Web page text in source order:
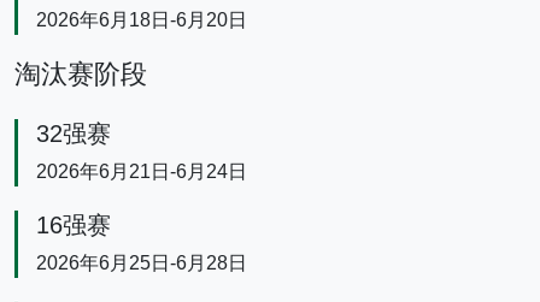
2026年6月18日-6月20日
淘汰赛阶段
32强赛
2026年6月21日-6月24日
16强赛
2026年6月25日-6月28日